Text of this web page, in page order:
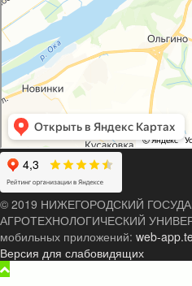
© 2019 НИЖЕГОРОДСКИЙ
АГРОТЕХНОЛОГИЧЕСКИЙ
мобильных приложений: web-
Версия для слабовидящих